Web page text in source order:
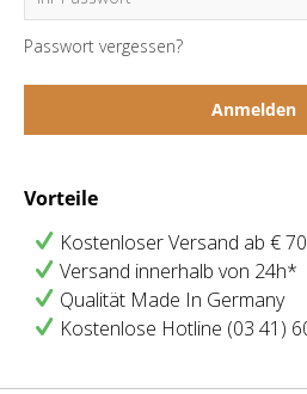
Passwort vergessen?
Anmelden
Vorteile
Kostenloser Versand ab €
Versand innerhalb von 24h*
Qualität Made In Germany
Kostenlose Hotline (03 41)